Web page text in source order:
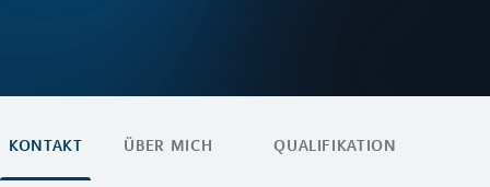
KONTAKT ÜBER MICH QUALIFIKATION